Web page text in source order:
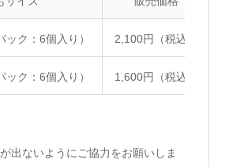
ック：6個入り） 2,100円（税込）
ック：6個入り） 1,600円（税込）
出ないようにご協力をお願いしま